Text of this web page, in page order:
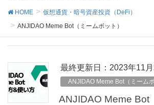
HOME
仮想通貨・暗号資産投資（DeFi）
ANJIDAO Meme Bot（ミームボット）
最終更新日：2023年11月
ANJIDAO Meme Bot（ミームボ
ANJIDAO Meme Bot